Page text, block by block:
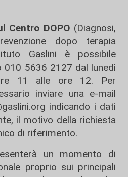
Centro DOPO (Diagnosi,
dopo terapia
Gaslini è possibile
010 5636 2127 dal lunedì
11 alle ore 12. Per
inviare una e-mail
indicando i dati
il motivo della richiesta
di riferimento.
un momento di
proprio sui principali